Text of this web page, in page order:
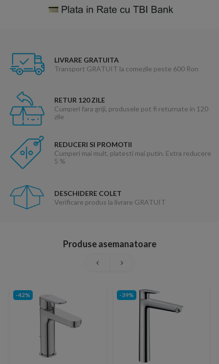
LIVRARE GRATUITA
Transport GRATUIT la comezile peste 600 Ron
RETUR 120 ZILE
Cumperi fara griji, produsele pot fi returnate in 120
zile
REDUCERI SI PROMOTII
Cumperi mai mult, platesti mai putin. Extra reducere
5 %
DESCHIDERE COLET
Verificare produs la livrare GRATUIT
Produse asemanatoare
-42% -39%